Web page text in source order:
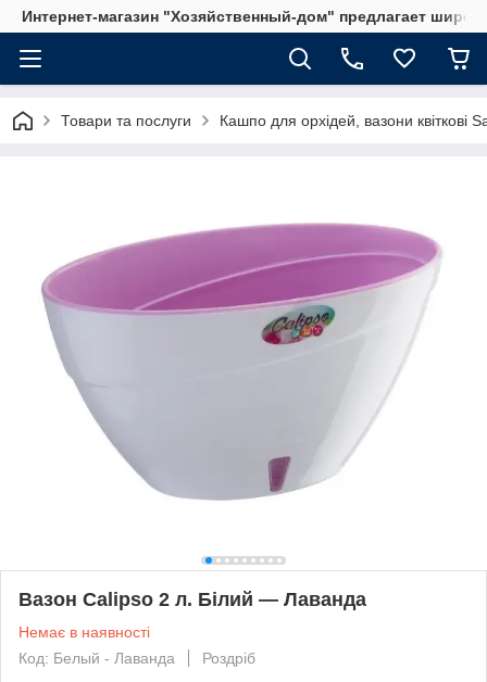
Интернет-магазин "Хозяйственный-дом" предлагает
Товари та послуги Кашпо для орхідей, вазони квіткові
Вазон Calipso 2 л. Білий — Лаванда
Немає в наявності
Код: Белый - Лаванда
Роздріб